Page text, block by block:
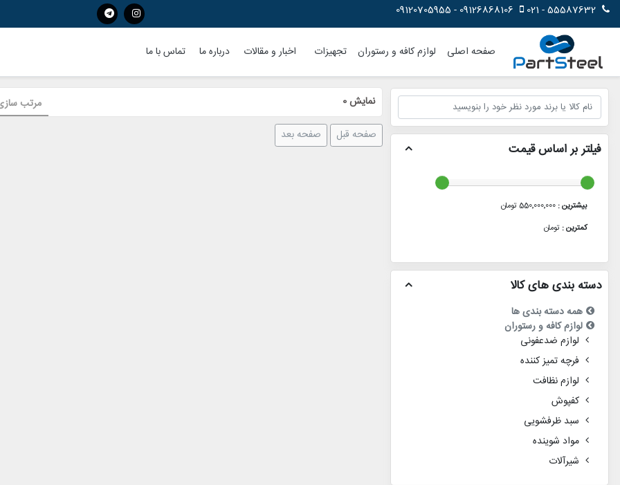
اخبار و مقالات درباره ما تماس با ما صفحه اصلی لوازم کافه و رستوران تجهیزات
فیلتر بر اساس قیمت
بیشترین : 550٬000٬000 تومان
کمترین : تومان
دسته بندی های کالا
همه دسته بندی ها
لوازم کافه و رستوران
لوازم ضدعفونی
فرچه تمیز کننده
لوازم نظافت
کفپوش
سبد ظرفشویی
مواد شوینده
شیرآلات
نمایش0
مرتب
صفحه قبل
صفحه بعد